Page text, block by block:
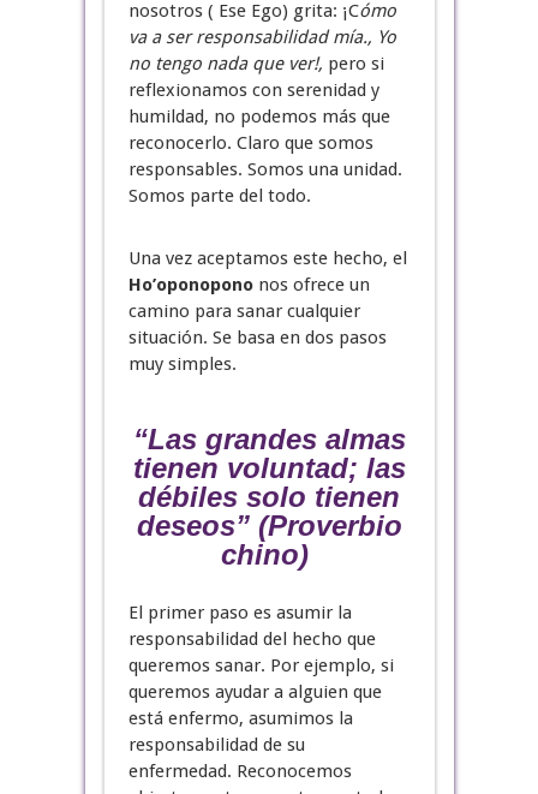
nosotros ( Ese Ego) grita: ¡Cómo
va a ser responsabilidad mía., Yo
no tengo nada que ver!, pero si
reflexionamos con serenidad y
humildad, no podemos más que
reconocerlo. Claro que somos
responsables. Somos una unidad.
Somos parte del todo.
Una vez aceptamos este hecho, el
Ho’oponopononos ofrece un
camino para sanar cualquier
situación. Se basa en dos pasos
muy simples.
“Las grandes almas
tienen voluntad; las
débiles solo tienen
deseos” (Proverbio
chino)
El primer paso es asumir la
responsabilidad del hecho que
queremos sanar. Por ejemplo, si
queremos ayudar a alguien que
está enfermo, asumimos la
responsabilidad de su
enfermedad. Reconocemos